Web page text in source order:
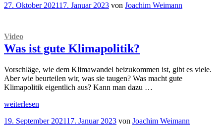
Hanging
Klimapolitik
und
Opportunitätskosten
passt
so
nicht!
Veröffentlicht
27. Oktober 202117. Januar 2023 von Joachim Weimann
Video
Was ist gute Klimapolitik?
Vorschläge, wie dem Klimawandel beizukommen ist, gibt es viele.
Aber wie beurteilen wir, was sie taugen? Was macht gute
Klimapolitik eigentlich aus? Kann man dazu …
„Video
ist
weiterlesen
Veröffentlicht
19. September 202117. Januar 2023 von Joachim Weimann